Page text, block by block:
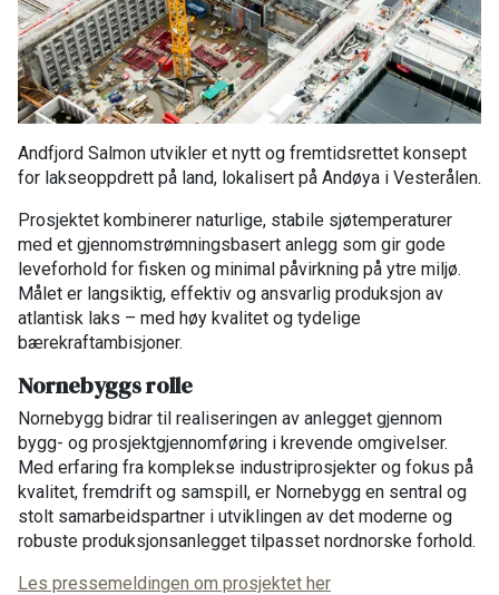
Andfjord Salmon utvikler et nytt og fremtidsrettet konsept
for lakseoppdrett på land, lokalisert på Andøya i Vesterålen.
Prosjektet kombinerer naturlige, stabile sjøtemperaturer
med et gjennomstrømningsbasert anlegg som gir gode
leveforhold for fisken og minimal påvirkning på ytre miljø.
Målet er langsiktig, effektiv og ansvarlig produksjon av
atlantisk laks – med høy kvalitet og tydelige
bærekraftambisjoner.
Nornebyggs rolle
Nornebygg bidrar til realiseringen av anlegget gjennom
bygg- og prosjektgjennomføring i krevende omgivelser.
Med erfaring fra komplekse industriprosjekter og fokus på
kvalitet, fremdrift og samspill, er Nornebygg en sentral og
stolt samarbeidspartner i utviklingen av det moderne og
robuste produksjonsanlegget tilpasset nordnorske forhold.
Les pressemeldingen om prosjektet her